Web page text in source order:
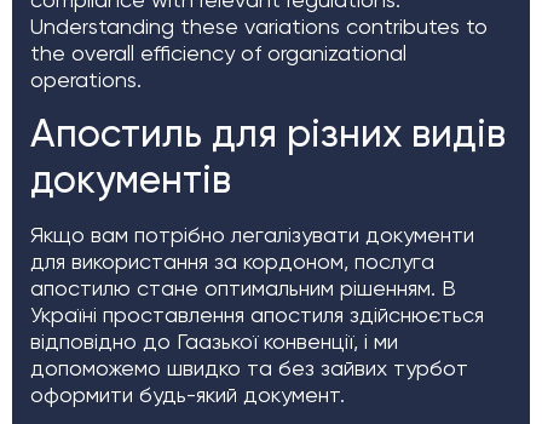
Understanding these variations contributes to
the overall efficiency of organizational
operations.
Апостиль для різних видів
документів
Якщо вам потрібно легалізувати документи
для використання за кордоном, послуга
апостилю стане оптимальним рішенням. В
Україні проставлення апостиля здійснюється
відповідно до Гаазької конвенції, і ми
допоможемо швидко та без зайвих турбот
оформити будь-який документ.